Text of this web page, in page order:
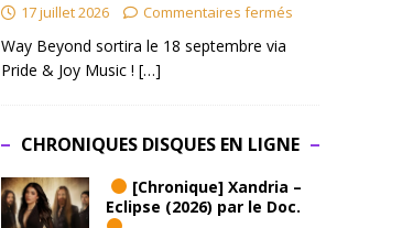
17 juillet 2026 Commentaires fermés
Way Beyond sortira le 18 septembre via
Pride & Joy Music ! […]
CHRONIQUES DISQUES EN LIGNE
[Chronique] Xandria –
Eclipse (2026) par le Doc.